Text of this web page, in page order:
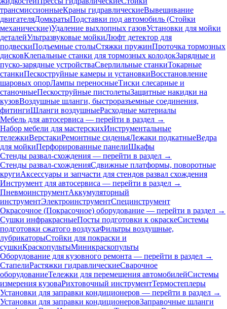
трансмиссионныеКраны гидравлическиеВывешивание
двигателяДомкратыПодставки под автомобиль (Стойки
механические)Удаление выхлопных газовУстановки для мойки
деталейУльтразвуковые мойкиЛюфт детектор для
подвескиПодъемные столыСтяжки пружинПроточка тормозных
дисковКлепальные станки для тормозных колодокЗарядные и
пуско-зарядные устройстваСверлильные станкиТокарные
станкиПескоструйные камеры и установкиВосстановление
шаровых опорЛампы переносныеТиски слесарные и
станочныеПескоструйные пистолетыЗащитные накидки на
кузовВоздушные шланги, быстроразъемные соединения,
фитингиШланги воздушныеРасходные материалы
Мебель для автосервиса — перейти в раздел →
Набор мебели для мастерскихИнструментальные
тележкиВерстакиРемонтные сиденьяЛежаки подкатныеВедра
для мойкиПерфорированные панелиШкафы
Стенды развал-схождения — перейти в раздел →
Стенды развал-схожденияСдвижные платформы, поворотные
кругиАксессуары и запчасти для стендов развал схождения
Инструмент для автосервиса — перейти в раздел →
ПневмоинструментАккумуляторный
инструментЭлектроинструментСпецинструмент
Окрасочное (Покрасочное) оборудование — перейти в раздел →
Сушки инфракрасныеПосты подготовки к окраскеСистемы
подготовки сжатого воздухаФильтры воздушные,
лубрикаторыСтойки для покраски и
сушкиКраскопультыМиникраскопульты
Оборудование для кузовного ремонта — перейти в раздел →
СтапелиРастяжки гидравлическиеСварочное
оборудованиеТележки для перемещения автомобилейСистемы
измерения кузоваРихтовочный инструментТермостеплеры
Установки для заправки кондиционеров — перейти в раздел →
Установки для заправки кондиционеровЗаправочные шланги